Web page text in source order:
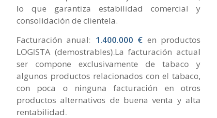
lo que garantiza estabilidad comercial y
consolidación de clientela.
Facturación anual: 1.400.000 € en productos
LOGISTA (demostrables).La facturación actual
ser compone exclusivamente de tabaco y
algunos productos relacionados con el tabaco,
con poca o ninguna facturación en otros
productos alternativos de buena venta y alta
rentabilidad.